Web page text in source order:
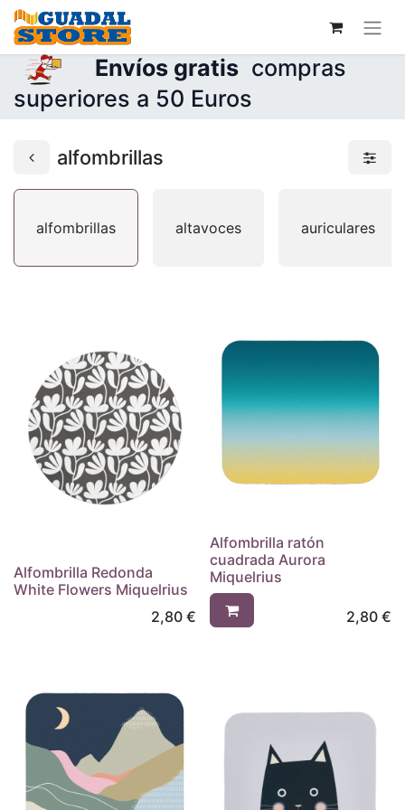
Envíos gratis compras
superiores a 50 Euros
alfombrillas
alfombrillas altavoces auriculares
Alfombrilla Redonda
White Flowers Miquelrius
2,80€
Alfombrilla ratón
cuadrada Aurora
Miquelrius
2,80 €